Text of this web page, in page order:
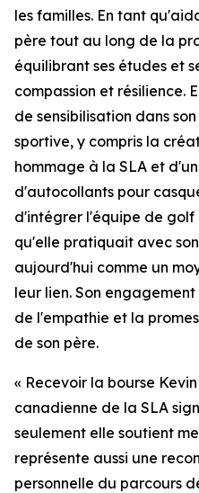
les familles. En tant
père tout au long de la
équilibrant ses études et
compassion et résilience.
de sensibilisation dans
sportive, y compris la
hommage à la SLA et
d'autocollants pour
d'intégrer l'équipe de golf
qu'elle pratiquait avec
aujourd'hui comme un
leur lien. Son
de l'empathie et la
de son père.
« Recevoir la bourse
canadienne de la SLA
seulement elle soutient
représente aussi une
personnelle du parcours